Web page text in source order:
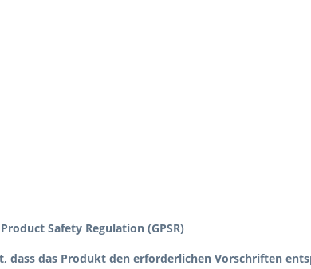
Safety Regulation (GPSR)
dass das Produkt den erforderlichen Vorschriften